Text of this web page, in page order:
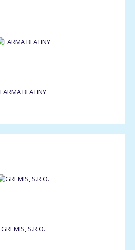
FARMA BLATINY
GREMIS, S.R.O.